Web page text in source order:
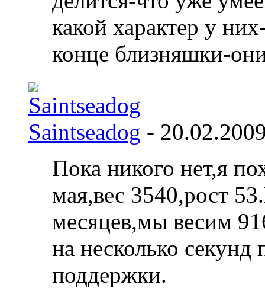
какой характер у
конце близняшки-
Saintseadog -
Пока никого нет,я
мая,вес 3540,рост
месяцев,мы весим
на несколько секунд
поддержки.